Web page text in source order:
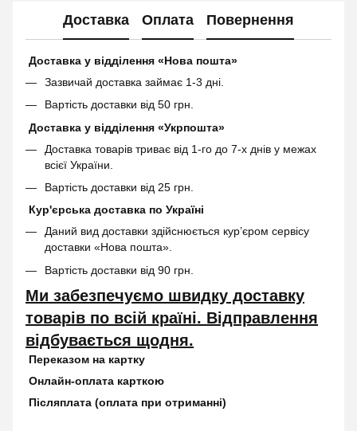
Доставка Оплата Повернення
Доставка у відділення «Нова пошта»
Зазвичай доставка займає 1-3 дні.
Вартість доставки від 50 грн.
Доставка у відділення «Укрпошта»
Доставка товарів триває від 1-го до 7-х днів у межах
всієї України.
Вартість доставки від 25 грн.
Кур'єрська доставка по Україні
Даний вид доставки здійснюється кур’єром сервісу
доставки «Нова пошта».
Вартість доставки від 90 грн.
Ми забезпечуємо швидку доставку
товарів по всій країні. Відправлення
відбувається щодня.
Переказом на картку
Онлайн-оплата карткою
Післяплата (оплата при отриманні)